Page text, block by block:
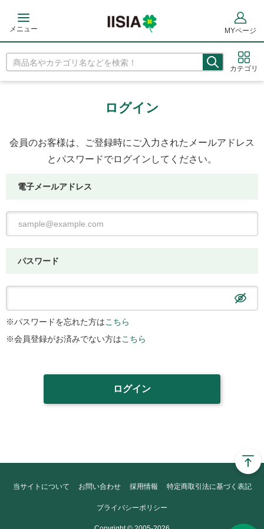
メニュー
カテゴリ
MYページ
ログイン
会員のお客様は、ご登録時にご入力されたメールアドレス
とパスワードでログインしてください。
電子メールアドレス
パスワード
※パスワードを忘れた方はこちら
※会員登録がお済みでない方はこちら
当サイトについて お問い合わせ 採用情報 特定商取引法に基づく表記
プライバシーポリシー